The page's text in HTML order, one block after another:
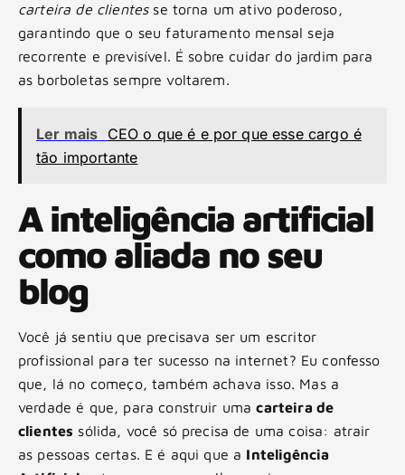
carteira de clientesse torna um ativo poderoso,
garantindo que o seu faturamento mensal seja
recorrente e previsível. É sobre cuidar do jardim para
as borboletas sempre voltarem.
Ler mais CEO o que é e por que esse cargo é
tão importante
A inteligência artificial
como aliada no seu
blog
Você já sentiu que precisava ser um escritor
profissional para ter sucesso na internet? Eu confesso
que, lá no começo, também achava isso. Mas a
verdade é que, para construir umacarteira de
clientes sólida, você só precisa de uma coisa: atrair
as pessoas certas. E é aqui que a Inteligência